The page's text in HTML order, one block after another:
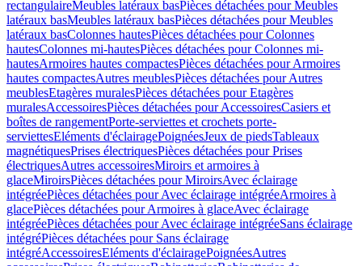
rectangulaireMeubles latéraux basPièces détachées pour Meubles
latéraux basMeubles latéraux basPièces détachées pour Meubles
latéraux basColonnes hautesPièces détachées pour Colonnes
hautesColonnes mi-hautesPièces détachées pour Colonnes mi-
hautesArmoires hautes compactesPièces détachées pour Armoires
hautes compactesAutres meublesPièces détachées pour Autres
meublesEtagères muralesPièces détachées pour Etagères
muralesAccessoiresPièces détachées pour AccessoiresCasiers et
boîtes de rangementPorte-serviettes et crochets porte-
serviettesEléments d'éclairagePoignéesJeux de piedsTableaux
magnétiquesPrises électriquesPièces détachées pour Prises
électriquesAutres accessoiresMiroirs et armoires à
glaceMiroirsPièces détachées pour MiroirsAvec éclairage
intégréePièces détachées pour Avec éclairage intégréeArmoires à
glacePièces détachées pour Armoires à glaceAvec éclairage
intégréePièces détachées pour Avec éclairage intégréeSans éclairage
intégréPièces détachées pour Sans éclairage
intégréAccessoiresEléments d'éclairagePoignéesAutres